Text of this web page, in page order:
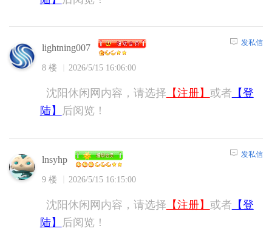
lightning007
8 楼 2026/5/15 16:06:00
发私信
沈阳休闲网内容，请选择 【注册】 或者 【登
陆】
后阅览！
lnsyhp
9 楼 2026/5/15 16:15:00
发私信
沈阳休闲网内容，请选择 【注册】 或者 【登
陆】
后阅览！